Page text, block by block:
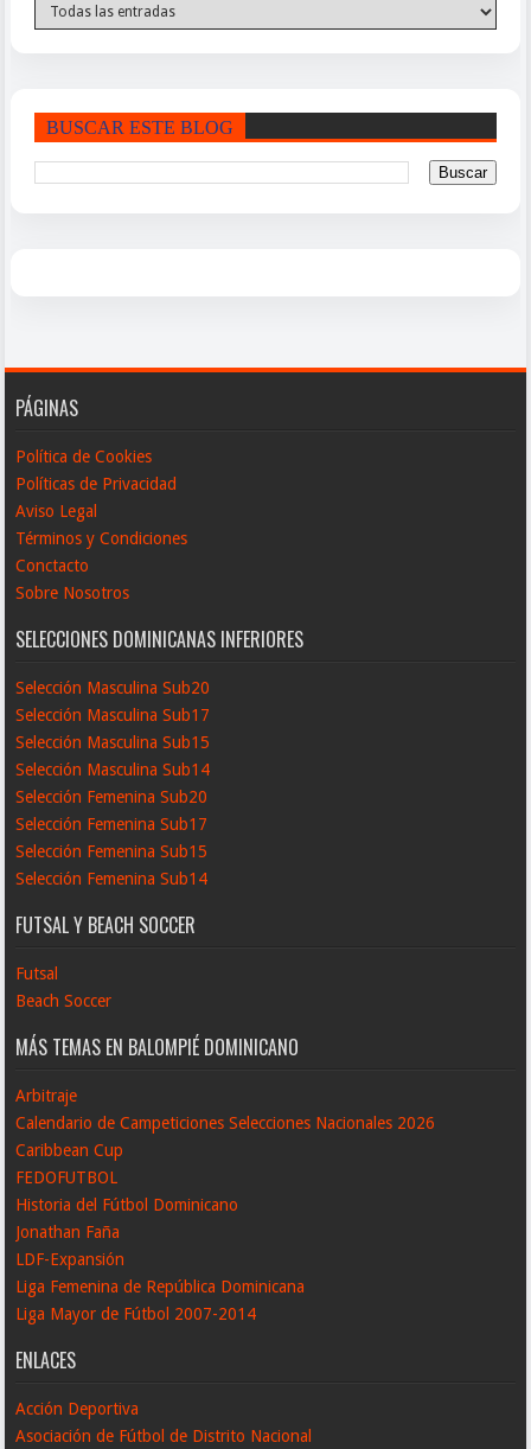
BUSCAR ESTE BLOG
PÁGINAS
Política de Cookies
Políticas de Privacidad
Aviso Legal
Términos y Condiciones
Conctacto
Sobre Nosotros
SELECCIONES DOMINICANAS INFERIORES
Selección Masculina Sub20
Selección Masculina Sub17
Selección Masculina Sub15
Selección Masculina Sub14
Selección Femenina Sub20
Selección Femenina Sub17
Selección Femenina Sub15
Selección Femenina Sub14
FUTSAL Y BEACH SOCCER
Futsal
Beach Soccer
MÁS TEMAS EN BALOMPIÉ DOMINICANO
Arbitraje
Calendario de Campeticiones Selecciones Nacionales 2026
Caribbean Cup
FEDOFUTBOL
Historia del Fútbol Dominicano
Jonathan Faña
LDF-Expansión
Liga Femenina de República Dominicana
Liga Mayor de Fútbol 2007-2014
ENLACES
Acción Deportiva
Asociación de Fútbol de Distrito Nacional